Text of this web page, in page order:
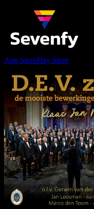
App StorePlay Store